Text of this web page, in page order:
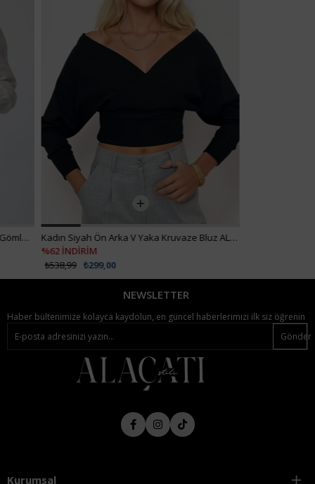
019-053-BLZ
Kadın Siyah Crop Denım Ceket ALC-X3631-RV
₺907,99
₺1.512,99
NEWSLETTER
Haber bültenimize kolayca kaydolun, en güncel haberlerimizi ilk siz öğrenin
Gönder
Kurumsal